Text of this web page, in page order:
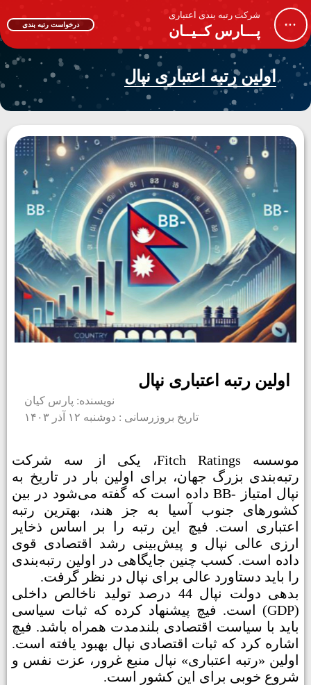
...
شرکت رتبه بندی اعتباری
پـــارس کــیــان درخواست رتبه بندی
اولین رتبه اعتباری نپال
اولین رتبه اعتباری نپال
نویسنده: پارس کیان
تاریخ بروزرسانی : دوشنبه ۱۲ آذر ۱۴۰۳
موسسه Fitch Ratings، یکی از سه شرکت
رتبه‌بندی بزرگ جهان، برای اولین بار در تاریخ به
نپال امتیاز -BB داده است که گفته می‌شود در بین
کشورهای جنوب آسیا به جز هند، بهترین رتبه
اعتباری است. فیچ این رتبه را بر اساس ذخایر
ارزی عالی نپال و پیش‌بینی‌ رشد اقتصادی قوی
داده است. کسب چنین جایگاهی در اولین رتبه‌بندی
را باید دستاورد عالی برای نپال در نظر گرفت.
بدهی دولت نپال 44 درصد تولید ناخالص داخلی
(GDP) است. فیچ پیشنهاد کرده که ثبات سیاسی
باید با سیاست اقتصادی بلندمدت همراه باشد. فیچ
اشاره کرد که ثبات اقتصادی نپال بهبود یافته است.
اولین «رتبه اعتباری» نپال منبع غرور، عزت نفس و
شروع خوبی برای این کشور است.